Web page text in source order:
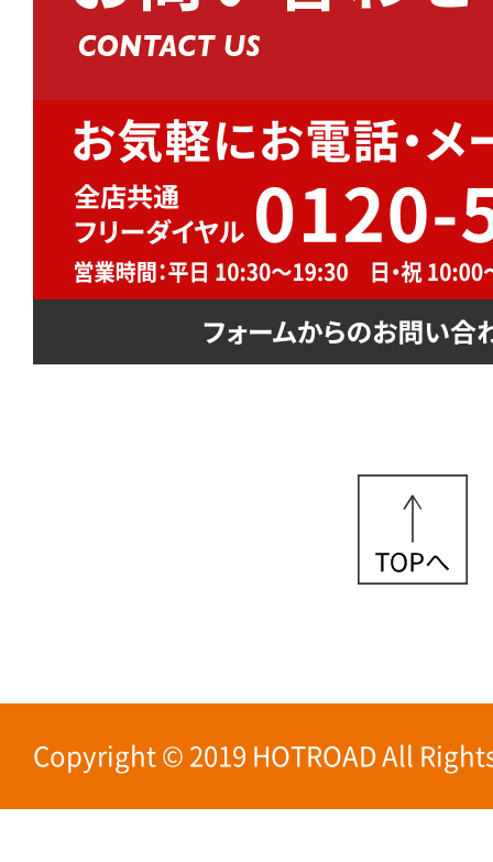
Copyright © 2019 HOTROAD All